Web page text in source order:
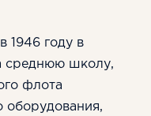
1946 году в
среднюю школу,
флота
оборудования,